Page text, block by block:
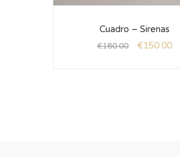
Cuadro – Sirenas
€180.00 €150.00